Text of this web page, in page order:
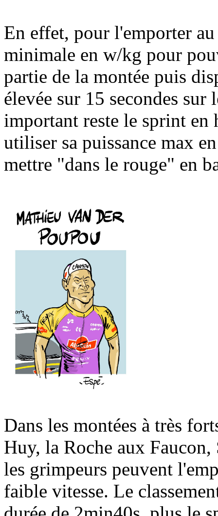
En effet, pour l'emporter
minimale en w/kg pour
partie de la montée puis
élevée sur 15 secondes
important reste le sprint
utiliser sa puissance max
mettre "dans le rouge" en
Dans les montées à très
Huy, la Roche aux
les grimpeurs peuvent
faible vitesse. Le